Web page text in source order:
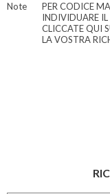
Note
PER CODICE
INDIVIDUARE
CLICCATE QUI
LA VOSTRA